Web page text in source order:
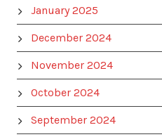
January 2025
December 2024
November 2024
October 2024
September 2024